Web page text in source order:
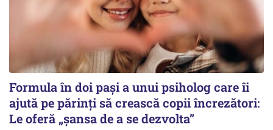
Formula în doi pași a unui psiholog care îi
ajută pe părinți să crească copii încrezători:
Le oferă „șansa de a se dezvolta”